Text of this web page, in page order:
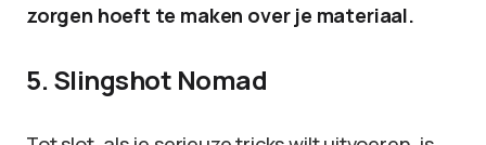
zorgen hoeft te maken over je materiaal.
5. Slingshot Nomad